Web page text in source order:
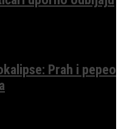
Prah i pepeo